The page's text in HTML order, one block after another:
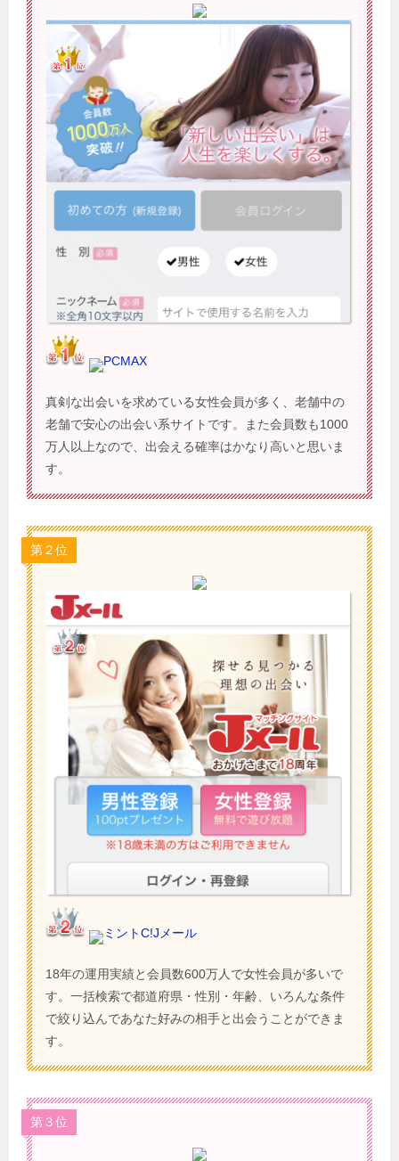
PCMAX
真剣な出会いを求めている女性会員が多く、老舗中の
老舗で安心の出会い系サイトです。また会員数も1000
万人以上なので、出会える確率はかなり高いと思いま
す。
第２位
ミントC!Jメール
18年の運用実績と会員数600万人で女性会員が多いで
す。一括検索で都道府県・性別・年齢、いろんな条件
で絞り込んであなた好みの相手と出会うことができま
す。
第３位